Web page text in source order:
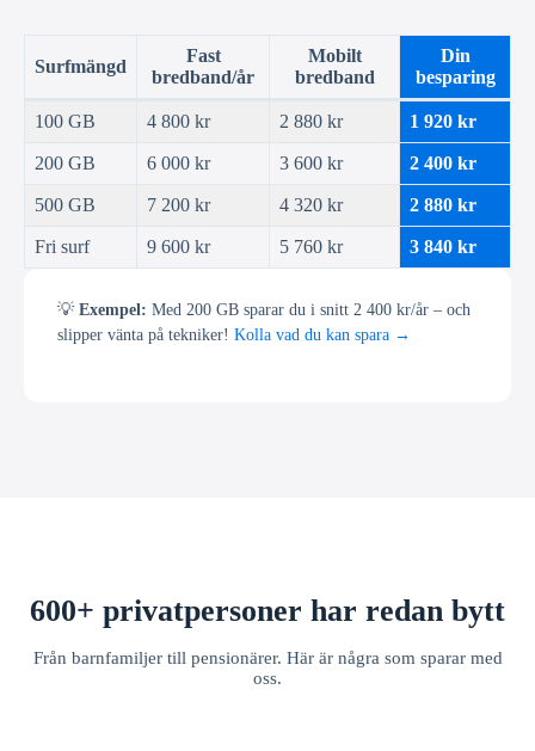
Surfmängd
Fast
bredband/år
Mobilt
bredband
Din
besparing
100 GB 4 800 kr 2 880 kr 1 920 kr
200 GB 6 000 kr 3 600 kr 2 400 kr
500 GB 7 200 kr 4 320 kr 2 880 kr
Fri surf 9 600 kr 5 760 kr 3 840 kr
💡Exempel: Med 200 GB sparar du i snitt 2 400 kr/år – och
slipper vänta på tekniker! Kolla vad du kan spara →
600+ privatpersoner har redan bytt
Från barnfamiljer till pensionärer. Här är några som sparar med
oss.